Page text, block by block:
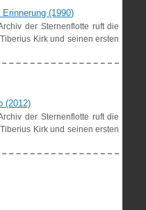
(1990)
der Sternenflotte ruft die
Kirk und seinen ersten
(2012)
der Sternenflotte ruft die
Kirk und seinen ersten